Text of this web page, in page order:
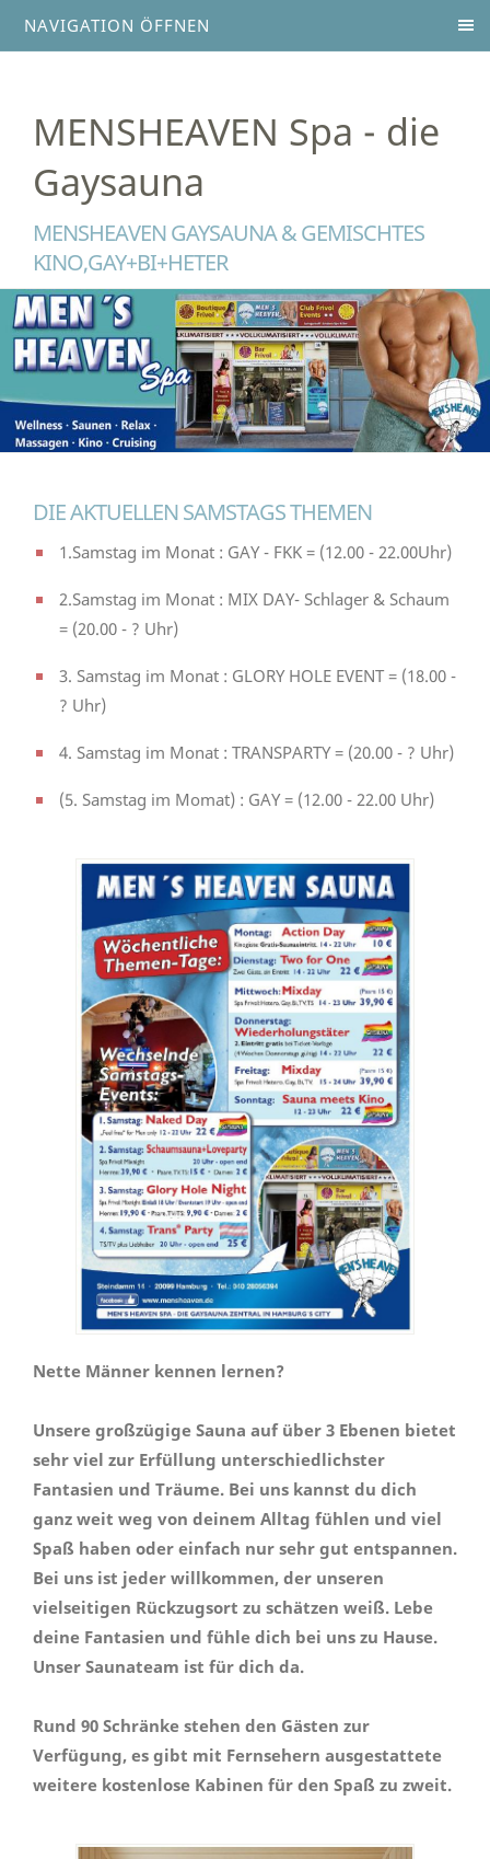
NAVIGATION ÖFFNEN
MENSHEAVEN Spa - die
Gaysauna
MENSHEAVEN GAYSAUNA & GEMISCHTES
KINO,GAY+BI+HETER
DIE AKTUELLEN SAMSTAGS THEMEN
1.Samstag im Monat : GAY - FKK = (12.00 - 22.00Uhr)
2.Samstag im Monat : MIX DAY- Schlager & Schaum
= (20.00 - ? Uhr)
3. Samstag im Monat : GLORY HOLE EVENT = (18.00 -
? Uhr)
4. Samstag im Monat : TRANSPARTY = (20.00 - ? Uhr)
(5. Samstag im Momat) : GAY = (12.00 - 22.00 Uhr)
Nette Männer kennen lernen?
Unsere großzügige Sauna auf über 3 Ebenen bietet
sehr viel zur Erfüllung unterschiedlichster
Fantasien und Träume. Bei uns kannst du dich
ganz weit weg von deinem Alltag fühlen und viel
Spaß haben oder einfach nur sehr gut entspannen.
Bei uns ist jeder willkommen, der unseren
vielseitigen Rückzugsort zu schätzen weiß. Lebe
deine Fantasien und fühle dich bei uns zu Hause.
Unser Saunateam ist für dich da.
Rund 90 Schränke stehen den Gästen zur
Verfügung, es gibt mit Fernsehern ausgestattete
weitere kostenlose Kabinen für den Spaß zu zweit.